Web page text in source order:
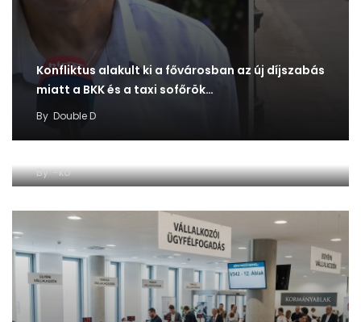
Konfliktus alakult ki a fővárosban az új díjszabás
miatt a BKK és a taxi sofőrök…
By Double D
A Magyar Kereskedelmi és Iparkamara a magyar
By-ko